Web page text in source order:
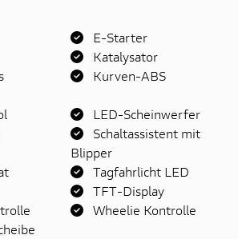
E-Starter
Katalysator
Kurven-ABS
LED-Scheinwerfer
Schaltassistent mit
Blipper
Tagfahrlicht LED
TFT-Display
Wheelie Kontrolle